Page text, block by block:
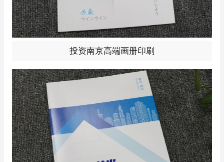
投资南京高端画册印刷